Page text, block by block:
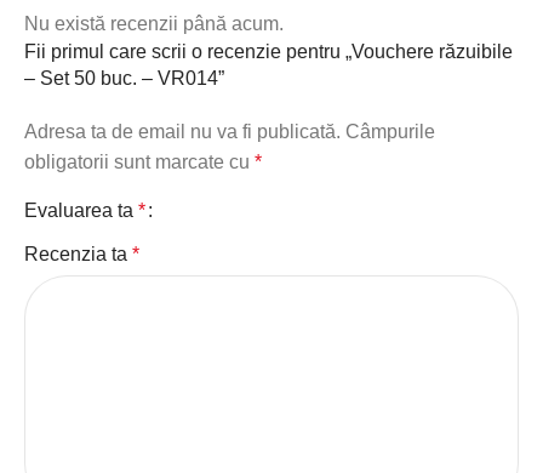
Nu există recenzii până acum.
Fii primul care scrii o recenzie pentru „Vouchere răzuibile
– Set 50 buc. – VR014”
Adresa ta de email nu va fi publicată. Câmpurile
obligatorii sunt marcate cu *
Evaluarea ta *
Recenzia ta *